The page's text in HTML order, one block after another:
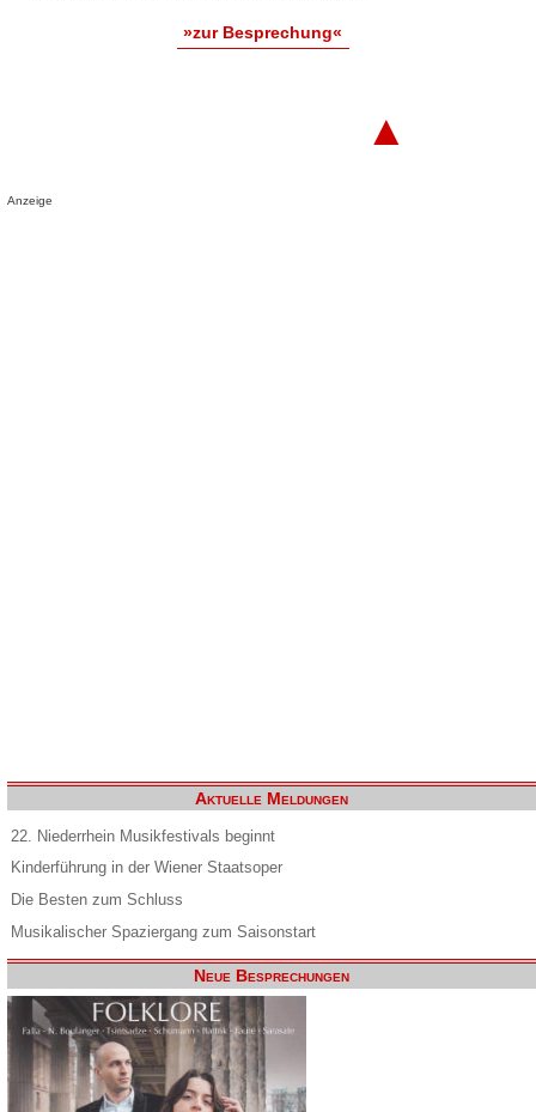
»zur Besprechung«
▲
Anzeige
Aktuelle Meldungen
22. Niederrhein Musikfestivals beginnt
Kinderführung in der Wiener Staatsoper
Die Besten zum Schluss
Musikalischer Spaziergang zum Saisonstart
Neue Besprechungen